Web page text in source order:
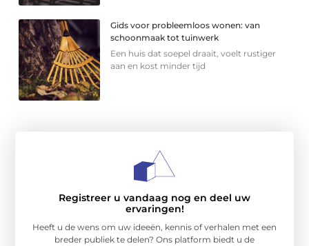
Gids voor probleemloos wonen: van
schoonmaak tot tuinwerk
Een huis dat soepel draait, voelt rustiger
aan en kost minder tijd
Registreer u vandaag nog en deel uw
ervaringen!
Heeft u de wens om uw ideeën, kennis of verhalen met een
breder publiek te delen? Ons platform biedt u de